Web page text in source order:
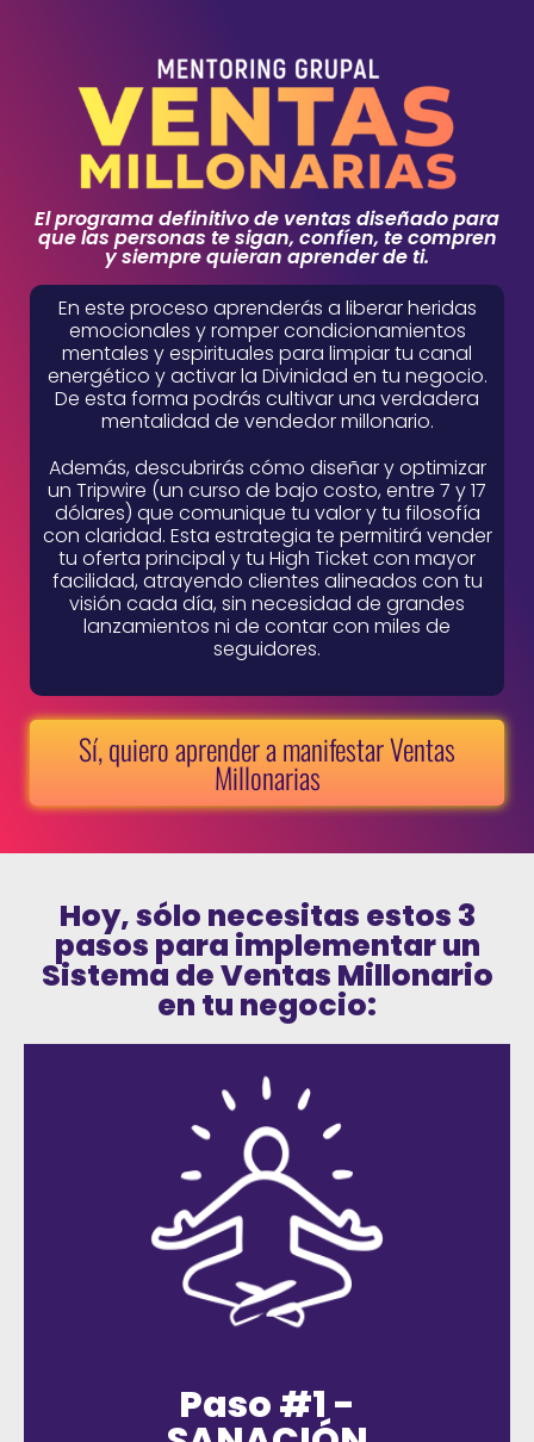
El programa definitivo de ventas diseñado para
que las personas te sigan, confíen, te compren
y siempre quieran aprender de ti.
En este proceso aprenderás a liberar heridas
emocionales y romper condicionamientos
mentales y espirituales para limpiar tu canal
energético y activar la Divinidad en tu negocio.
De esta forma podrás cultivar una verdadera
mentalidad de vendedor millonario.
Además, descubrirás cómo diseñar y optimizar
un Tripwire (un curso de bajo costo, entre 7 y 17
dólares) que comunique tu valor y tu filosofía
con claridad. Esta estrategia te permitirá vender
tu oferta principal y tu High Ticket con mayor
facilidad, atrayendo clientes alineados con tu
visión cada día, sin necesidad de grandes
lanzamientos ni de contar con miles de
seguidores.
Sí, quiero aprender a manifestar Ventas
Millonarias
Hoy, sólo necesitas estos 3
pasos para implementar un
Sistema de Ventas Millonario
en tu negocio:
Paso #1 -